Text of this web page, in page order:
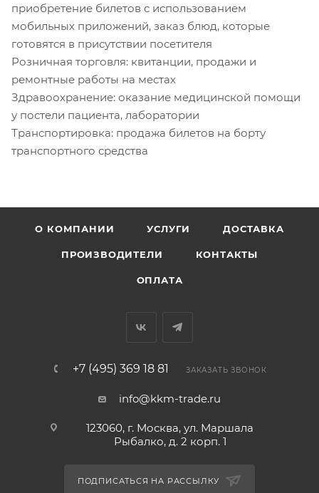
приобретение билетов с использованием
мобильных приложений, заказ блюд, которые
готовятся в присутствии посетителя
Розничная торговля: квитанции, продажи и
ремонтные работы на местах
Здравоохранение: оказание медицинской помощи
у постели пациента, лаборатории
Транспортировка: продажа билетов на борту
транспортного средства
О КОМПАНИИ УСЛУГИ ДОСТАВКА
ПРОИЗВОДИТЕЛИ КОНТАКТЫ
ОПЛАТА
+7 (495) 369 18 81 ЗАКАЗАТЬ ЗВОНОК
info@kkm-trade.ru
123060, г. Москва, ул. Маршала
Рыбалко, д. 2 корп. 1
ПОДПИСАТЬСЯ НА РАССЫЛКУ